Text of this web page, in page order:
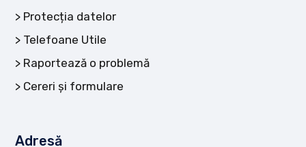
Protecția datelor
Telefoane Utile
Raportează o problemă
Cereri și formulare
Adresă